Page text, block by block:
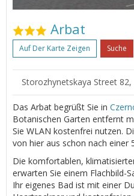
Arbat
Auf Der Karte Zeigen Suche
Storozhynetskaya Street
Das Arbat begrüßt Sie in
Botanischen Garten entfernt
Sie WLAN kostenfrei nutzen.
von hier aus schon nach einer
Die komfortablen,
erwarten Sie einem Flachbild-
Ihr eigenes Bad ist mit einer